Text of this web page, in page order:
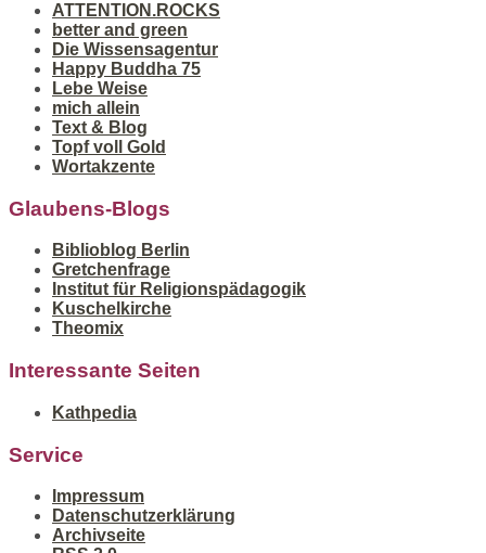
ATTENTION.ROCKS
better and green
Die Wissensagentur
Happy Buddha 75
Lebe Weise
mich allein
Text & Blog
Topf voll Gold
Wortakzente
Glaubens-Blogs
Biblioblog Berlin
Gretchenfrage
Institut für Religionspädagogik
Kuschelkirche
Theomix
Interessante Seiten
Kathpedia
Service
Impressum
Datenschutzerklärung
Archivseite